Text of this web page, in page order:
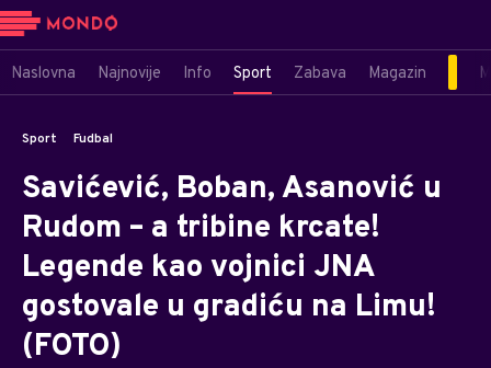
Naslovna Najnovije Info Sport Zabava Magazin
Sport Fudbal
Savićević, Boban, Asanović u
Rudom – a tribine krcate!
Legende kao vojnici JNA
gostovale u gradiću na Limu!
(FOTO)